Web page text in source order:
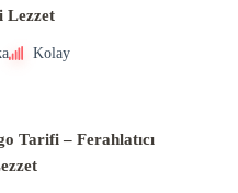
Lezzet
Kolay
Tarifi – Ferahlatıcı